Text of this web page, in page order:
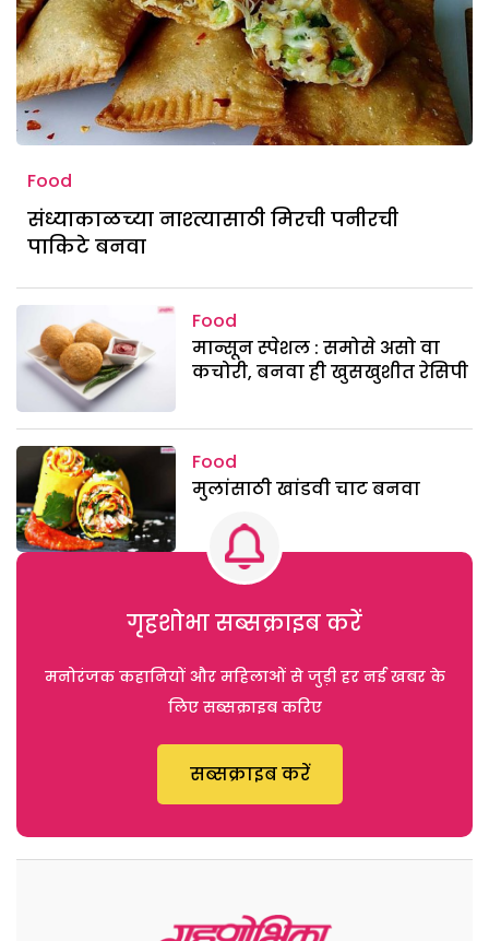
Food
संध्याकाळच्या नाश्त्यासाठी मिरची पनीरची
पाकिटे बनवा
Food
मान्सून स्पेशल : समोसे असो वा
कचोरी, बनवा ही खुसखुशीत रेसिपी
Food
मुलांसाठी खांडवी चाट बनवा
गृहशोभा सब्सक्राइब करें
मनोरंजक कहानियों और महिलाओं से जुड़ी हर नई खबर के
लिए सब्सक्राइब करिए
सब्सक्राइब करें